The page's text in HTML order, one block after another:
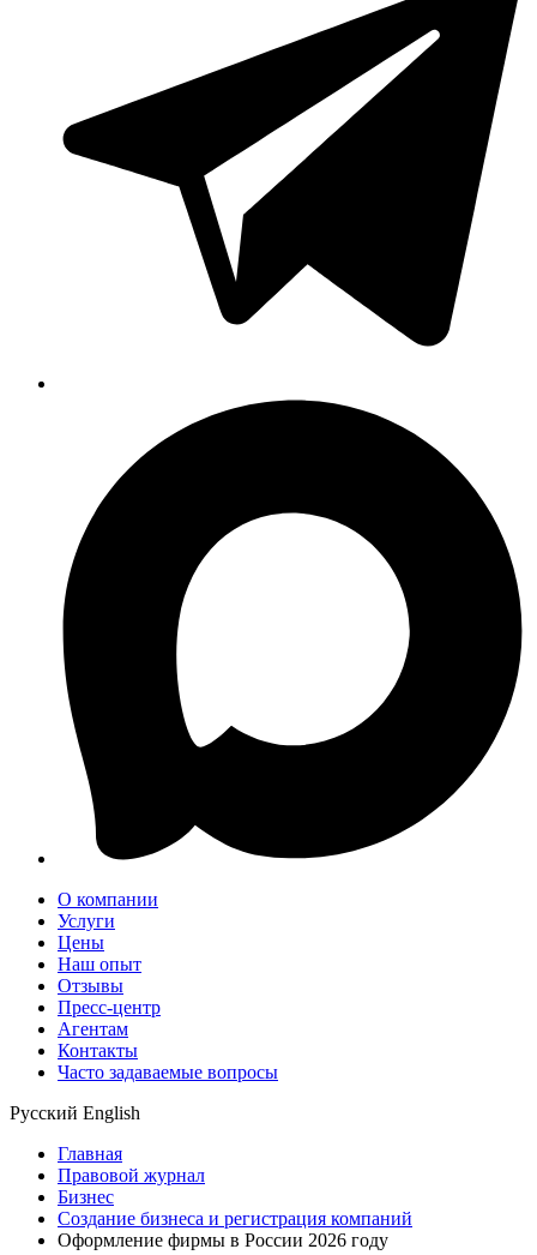
О компании
Услуги
Цены
Наш опыт
Отзывы
Пресс-центр
Агентам
Контакты
Часто задаваемые вопросы
Русский English
Главная
Правовой журнал
Бизнес
Создание бизнеса и регистрация компаний
Оформление фирмы в России 2026 году